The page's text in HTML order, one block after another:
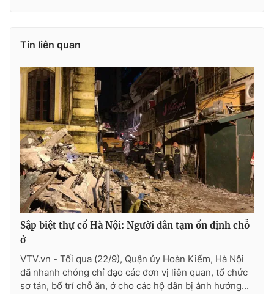
Liên hệ quảng cáo:
® Cấm sao chép dưới mọi hình thức nếu không có sự chấp
thuận bằng văn bản. Ghi rõ nguồn VTV.vn khi phát hành lại
thông tin từ website này.
Tin liên quan
Sập biệt thự cổ Hà Nội: Người dân tạm ổn định chỗ
ở
VTV.vn - Tối qua (22/9), Quận ủy Hoàn Kiếm, Hà Nội
đã nhanh chóng chỉ đạo các đơn vị liên quan, tổ chức
sơ tán, bố trí chỗ ăn, ở cho các hộ dân bị ảnh hưởng...